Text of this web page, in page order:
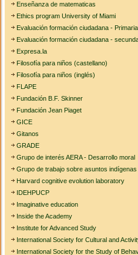
Enseñanza de matematicas
Ethics program University of Miami
Evaluación formación ciudadana - Primaria
Evaluación formación ciudadana -
Expresa.la
Filosofía para niños (castellano)
Filosofía para niños (inglés)
FLAPE
Fundación B.F. Skinner
Fundación Jean Piaget
GICE
Gitanos
GRADE
Grupo de interés AERA - Desarrollo moral
Grupo de trabajo sobre asuntos indígenas
Harvard cognitive evolution laboratory
IDEHPUCP
Imaginative education
Inside the Academy
Institute for Advanced Study
International Society for Cultural and
International Society for the Study of